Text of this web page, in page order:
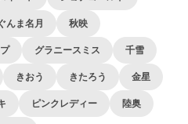
ぐんま名月 秋映
グラニースミス 千雪
きおう きたろう 金星
ピンクレディー 陸奥